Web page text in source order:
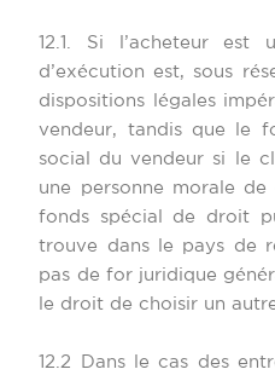
12.1. Si l’acheteur est
d’exécution est, sous
dispositions légales
vendeur, tandis que le
social du vendeur si le
une personne morale
fonds spécial de droit
trouve dans le pays de
pas de for juridique
le droit de choisir un
12.2 Dans le cas des